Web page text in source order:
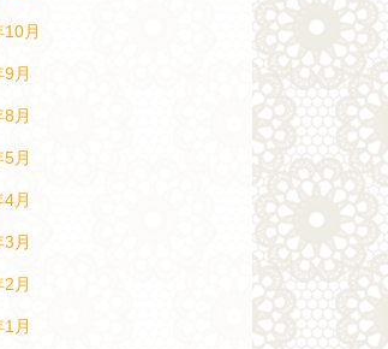
月
月
月
月
月
月
月
月